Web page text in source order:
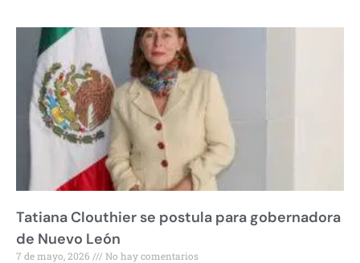
Tatiana Clouthier se postula para gobernadora
de Nuevo León
7 de mayo, 2026 No hay comentarios